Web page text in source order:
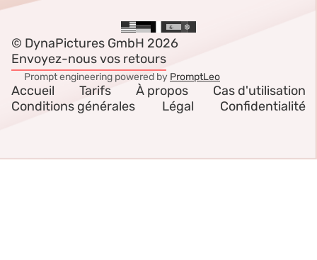
© DynaPictures GmbH 2026
Envoyez-nous vos retours
Prompt engineering powered by PromptLeo
Accueil Tarifs À propos
Cas d'utilisation
Conditions générales
Légal Confidentialité